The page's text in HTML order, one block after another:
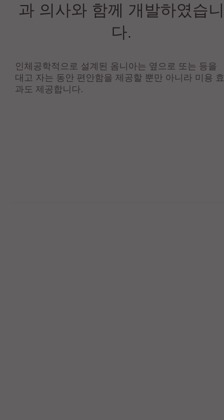
과 의사와 함께 개발하였습니
다.
인체공학적으로 설계된 옴니아는 옆으로 또는 등을
대고 자는 동안 편안함을 제공할 뿐만 아니라 미용 효
과도 제공합니다.